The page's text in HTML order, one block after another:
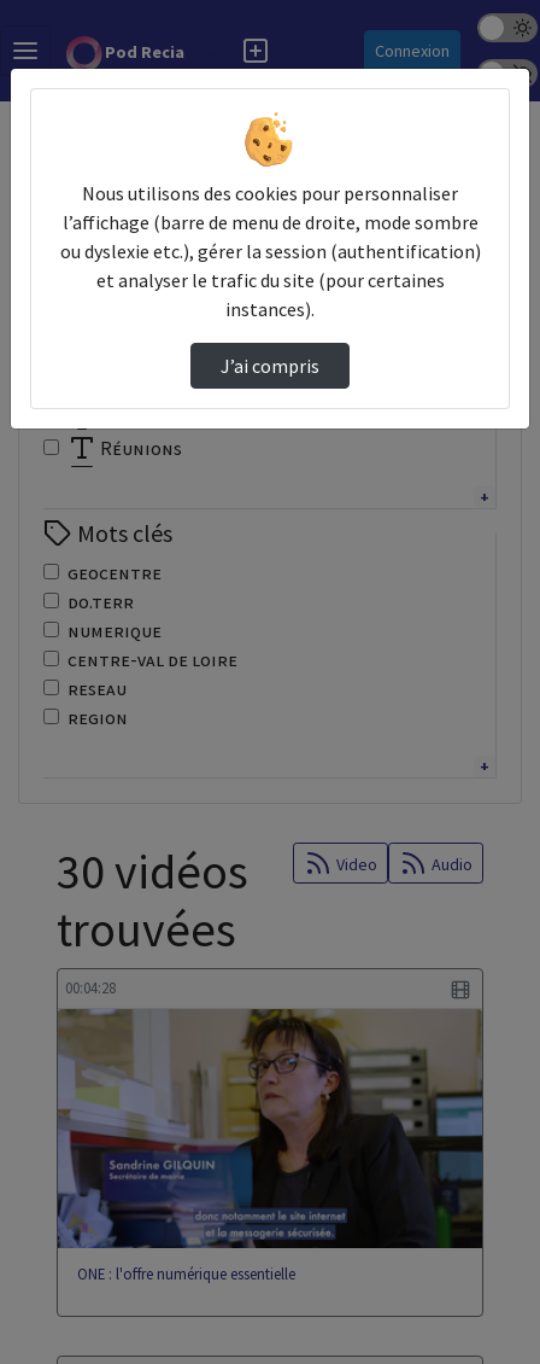
Pod Recia Rechercher Connexion
Mode
Police
30 vidéos
trouvées
Audio
Video
00:04:28
ONE : l'offre numérique essentielle
Filtres
Types
Réunions
Mots clés
geocentre
do.terr
numerique
centre-val de loire
reseau
region
fibre
optique
recherche
regional
centre de services
donnees territoriales
cybersecurite
eportfolio
gip
Nous utilisons des cookies pour personnaliser
l’affichage (barre de menu de droite, mode sombre
ou dyslexie etc.), gérer la session (authentification)
et analyser le trafic du site (pour certaines
instances).
J’ai compris